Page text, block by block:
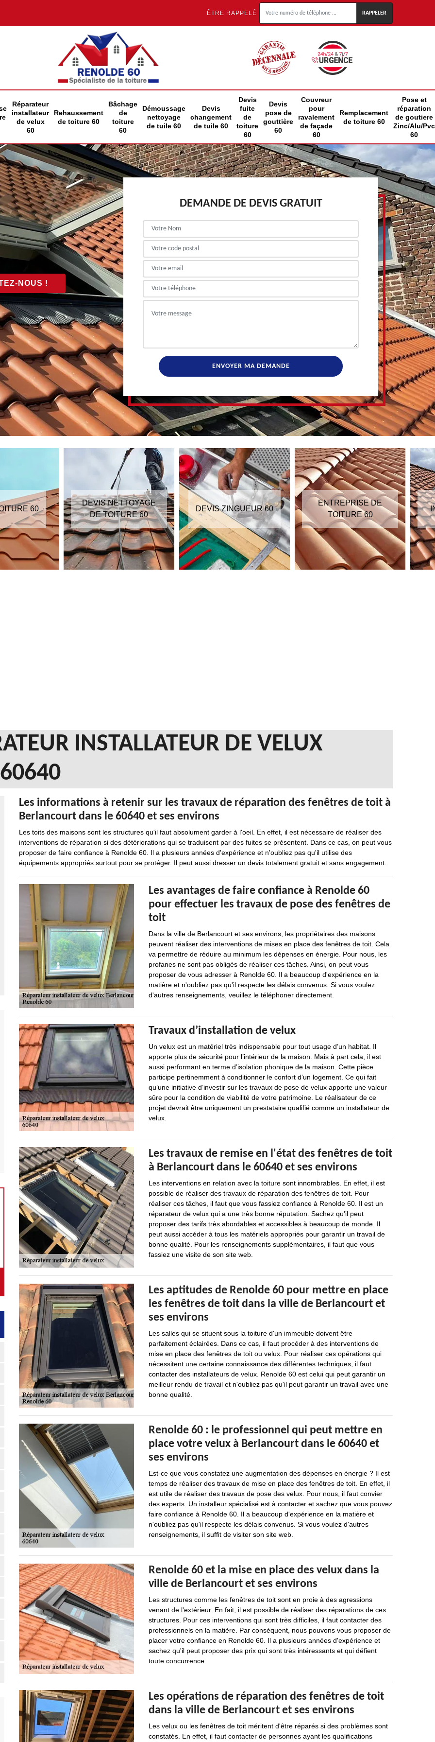
ÊTRE RAPPELÉ
Réparateur
installateur
de velux
60
Rehaussement
de toiture 60
Bâchage
de
toiture
60
Démoussage
nettoyage
de tuile 60
Devis
changement
de tuile 60
Devis
fuite
de
toiture
60
Devis
pose de
gouttière
60
Couvreur
pour
ravalement
de façade
60
Remplacement
de toiture 60
Pose et
réparation
de goutiere
Zinc/Alu/Pvc
60
NOUS !
DEMANDE DE DEVIS GRATUIT
60
DEVIS NETTOYAGE
DE TOITURE 60
DEVIS ZINGUEUR 60
ENTREPRISE DE
TOITURE 60
INSTALLATEUR DE VELUX
Les informations à retenir sur les travaux de réparation des fenêtres de toit à
Berlancourt dans le 60640 et ses environs
Les toits des maisons sont les structures qu'il faut absolument garder à l'oeil. En effet, il est nécessaire de réaliser des
interventions de réparation si des détériorations qui se traduisent par des fuites se présentent. Dans ce cas, on peut vous
proposer de faire confiance à Renolde 60. Il a plusieurs années d'expérience et n'oubliez pas qu'il utilise des
équipements appropriés surtout pour se protéger. Il peut aussi dresser un devis totalement gratuit et sans engagement.
Les avantages de faire confiance à Renolde 60
pour effectuer les travaux de pose des fenêtres de
toit
Dans la ville de Berlancourt et ses environs, les propriétaires des maisons
peuvent réaliser des interventions de mises en place des fenêtres de toit. Cela
va permettre de réduire au minimum les dépenses en énergie. Pour nous, les
profanes ne sont pas obligés de réaliser ces tâches. Ainsi, on peut vous
proposer de vous adresser à Renolde 60. Il a beaucoup d'expérience en la
matière et n'oubliez pas qu'il respecte les délais convenus. Si vous voulez
d'autres renseignements, veuillez le téléphoner directement.
Travaux d’installation de velux
Un velux est un matériel très indispensable pour tout usage d’un habitat. Il
apporte plus de sécurité pour l’intérieur de la maison. Mais à part cela, il est
aussi performant en terme d’isolation phonique de la maison. Cette pièce
participe pertinemment à conditionner le confort d’un logement. Ce qui fait
qu’une initiative d’investir sur les travaux de pose de velux apporte une valeur
sûre pour la condition de viabilité de votre patrimoine. Le réalisateur de ce
projet devrait être uniquement un prestataire qualifié comme un installateur de
velux.
Les travaux de remise en l'état des fenêtres de toit
à Berlancourt dans le 60640 et ses environs
Les interventions en relation avec la toiture sont innombrables. En effet, il est
possible de réaliser des travaux de réparation des fenêtres de toit. Pour
réaliser ces tâches, il faut que vous fassiez confiance à Renolde 60. Il est un
réparateur de velux qui a une très bonne réputation. Sachez qu'il peut
proposer des tarifs très abordables et accessibles à beaucoup de monde. Il
peut aussi accéder à tous les matériels appropriés pour garantir un travail de
bonne qualité. Pour les renseignements supplémentaires, il faut que vous
fassiez une visite de son site web.
Les aptitudes de Renolde 60 pour mettre en place
les fenêtres de toit dans la ville de Berlancourt et
ses environs
Les salles qui se situent sous la toiture d'un immeuble doivent être
parfaitement éclairées. Dans ce cas, il faut procéder à des interventions de
mise en place des fenêtres de toit ou velux. Pour réaliser ces opérations qui
nécessitent une certaine connaissance des différentes techniques, il faut
contacter des installateurs de velux. Renolde 60 est celui qui peut garantir un
meilleur rendu de travail et n'oubliez pas qu'il peut garantir un travail avec une
bonne qualité.
Renolde 60 : le professionnel qui peut mettre en
place votre velux à Berlancourt dans le 60640 et
ses environs
Est-ce que vous constatez une augmentation des dépenses en énergie ? Il est
temps de réaliser des travaux de mise en place des fenêtres de toit. En effet, il
est utile de réaliser des travaux de pose des velux. Pour nous, il faut convier
des experts. Un installeur spécialisé est à contacter et sachez que vous pouvez
faire confiance à Renolde 60. Il a beaucoup d'expérience en la matière et
n'oubliez pas qu'il respecte les délais convenus. Si vous voulez d'autres
renseignements, il suffit de visiter son site web.
Renolde 60 et la mise en place des velux dans la
ville de Berlancourt et ses environs
Les structures comme les fenêtres de toit sont en proie à des agressions
venant de l'extérieur. En fait, il est possible de réaliser des réparations de ces
structures. Pour ces interventions qui sont très difficiles, il faut contacter des
professionnels en la matière. Par conséquent, nous pouvons vous proposer de
placer votre confiance en Renolde 60. Il a plusieurs années d'expérience et
sachez qu'il peut proposer des prix qui sont très intéressants et qui défient
toute concurrence.
Les opérations de réparation des fenêtres de toit
dans la ville de Berlancourt et ses environs
Les velux ou les fenêtres de toit méritent d'être réparés si des problèmes sont
constatés. En effet, il faut contacter de personnes ayant les qualifications